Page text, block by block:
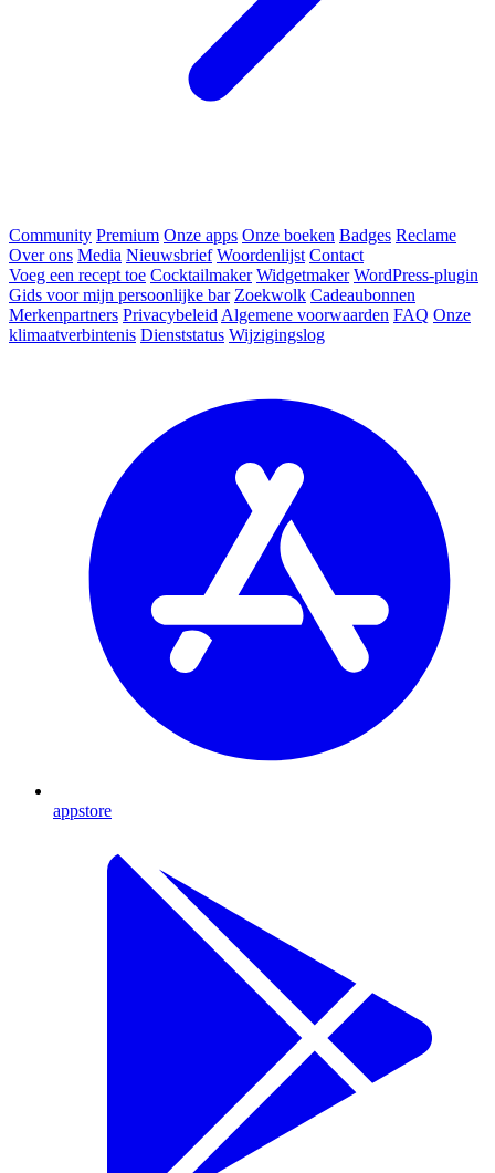
Community Premium Onze apps Onze boeken Badges Reclame
Over ons Media Nieuwsbrief Woordenlijst Contact
Voeg een recept toe Cocktailmaker Widgetmaker WordPress-plugin
Gids voor mijn persoonlijke bar Zoekwolk Cadeaubonnen
Merkenpartners Privacybeleid Algemene voorwaarden FAQ Onze
klimaatverbintenis Dienststatus Wijzigingslog
appstore